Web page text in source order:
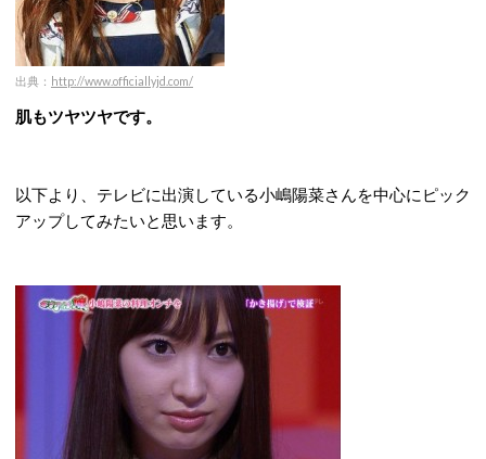
出典： http://www.officiallyjd.com/
肌もツヤツヤです。
以下より、テレビに出演している小嶋陽菜さんを中心にピック
アップしてみたいと思います。